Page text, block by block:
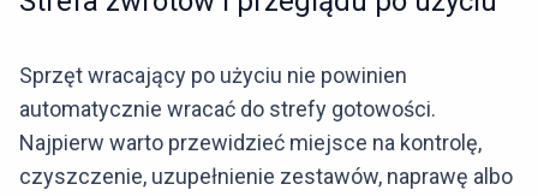
Sprzęt wracający po użyciu nie powinien
automatycznie wracać do strefy gotowości.
Najpierw warto przewidzieć miejsce na kontrolę,
czyszczenie, uzupełnienie zestawów, naprawę albo